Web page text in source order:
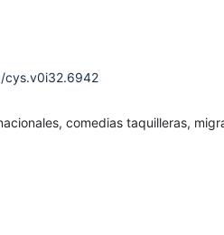
cys.v0i32.6942
comedias taquilleras,